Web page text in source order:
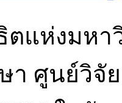
ตแห่งมห
า ศูนย์วิจั